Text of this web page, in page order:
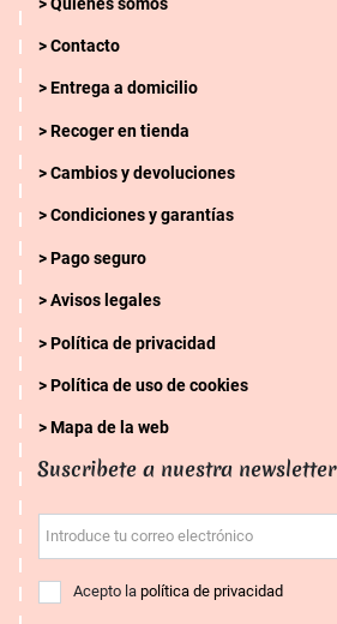
Contacto
Entrega a domicilio
Recoger en tienda
Cambios y devoluciones
Condiciones y garantías
Pago seguro
Avisos legales
Política de privacidad
Política de uso de cookies
Mapa de la web
Suscribete a nuestra newsletter
Introduce tu correo electrónico
Acepto lapolítica de privacidad